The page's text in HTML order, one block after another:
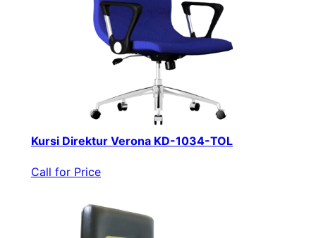
Kursi Direktur Verona KD-1034-TOL
Call for Price